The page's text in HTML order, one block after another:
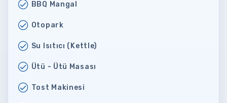
BBQ Mangal
Otopark
Su Isıtıcı (Kettle)
Ütü - Ütü Masası
Tost Makinesi